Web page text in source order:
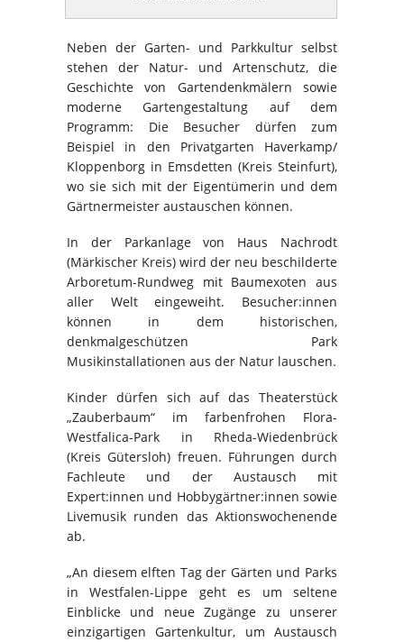
Neben der Garten- und Parkkultur selbst
stehen der Natur- und Artenschutz, die
Geschichte von Gartendenkmälern sowie
moderne Gartengestaltung auf dem
Programm: Die Besucher dürfen zum
Beispiel in den Privatgarten Haverkamp/
Kloppenborg in Emsdetten (Kreis Steinfurt),
wo sie sich mit der Eigentümerin und dem
Gärtnermeister austauschen können.
In der Parkanlage von Haus Nachrodt
(Märkischer Kreis) wird der neu beschilderte
Arboretum-Rundweg mit Baumexoten aus
aller Welt eingeweiht. Besucher:innen
können in dem historischen,
denkmalgeschützen Park
Musikinstallationen aus der Natur lauschen.
Kinder dürfen sich auf das Theaterstück
„Zauberbaum“ im farbenfrohen Flora-
Westfalica-Park in Rheda-Wiedenbrück
(Kreis Gütersloh) freuen. Führungen durch
Fachleute und der Austausch mit
Expert:innen und Hobbygärtner:innen sowie
Livemusik runden das Aktionswochenende
ab.
„An diesem elften Tag der Gärten und Parks
in Westfalen-Lippe geht es um seltene
Einblicke und neue Zugänge zu unserer
einzigartigen Gartenkultur, um Austausch